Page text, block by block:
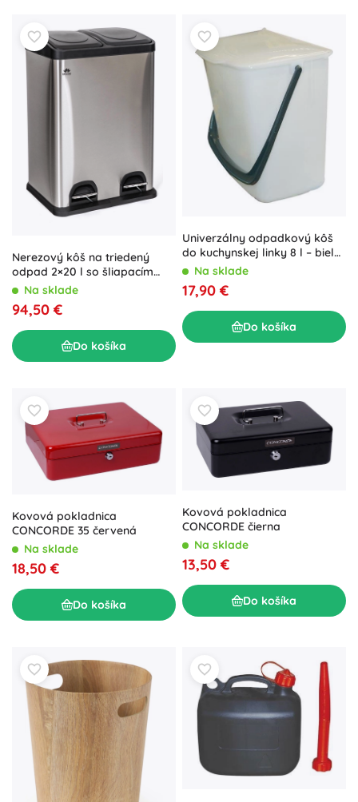
Nerezový kôš na triedený
odpad 2×20 l so šliapacím
pedálom
Na sklade
94,50 €
Do košíka
Univerzálny odpadkový kôš
do kuchynskej linky 8 l – biely
plastNa sklade
17,90 €
Do košíka
Kovová pokladnica
CONCORDE 35 červená
Na sklade
18,50 €
Do košíka
Kovová pokladnica
CONCORDE čierna
Na sklade
13,50 €
Do košíka